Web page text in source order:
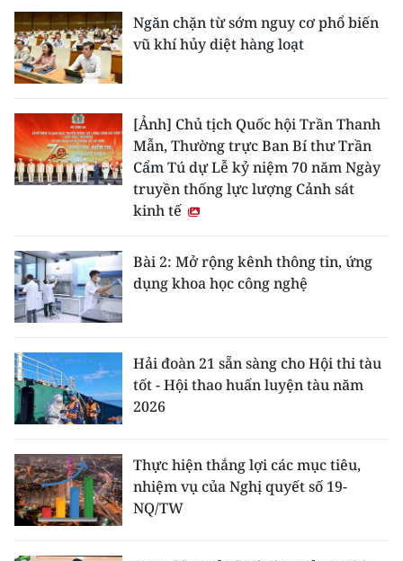
Ngăn chặn từ sớm nguy cơ phổ biến
vũ khí hủy diệt hàng loạt
[Ảnh] Chủ tịch Quốc hội Trần Thanh
Mẫn, Thường trực Ban Bí thư Trần
Cẩm Tú dự Lễ kỷ niệm 70 năm Ngày
truyền thống lực lượng Cảnh sát
kinh tế
Bài 2: Mở rộng kênh thông tin, ứng
dụng khoa học công nghệ
Hải đoàn 21 sẵn sàng cho Hội thi tàu
tốt - Hội thao huấn luyện tàu năm
2026
Thực hiện thắng lợi các mục tiêu,
nhiệm vụ của Nghị quyết số 19-
NQ/TW